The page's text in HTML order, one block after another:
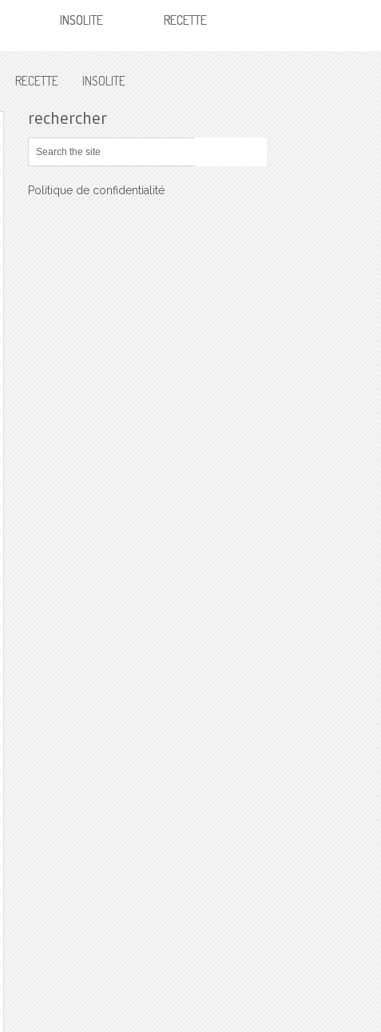
INSOLITE RECETTE
RECETTE INSOLITE
rechercher
Politique de confidentialité